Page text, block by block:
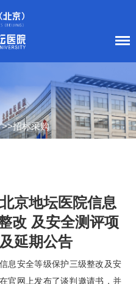
>>招标采购
京地坛医院信息
改 及安全测评项
延期公告
息安全等级保护三级整改及安
官网上发布了谈判邀请书，并